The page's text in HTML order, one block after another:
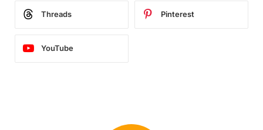
Threads Pinterest
YouTube